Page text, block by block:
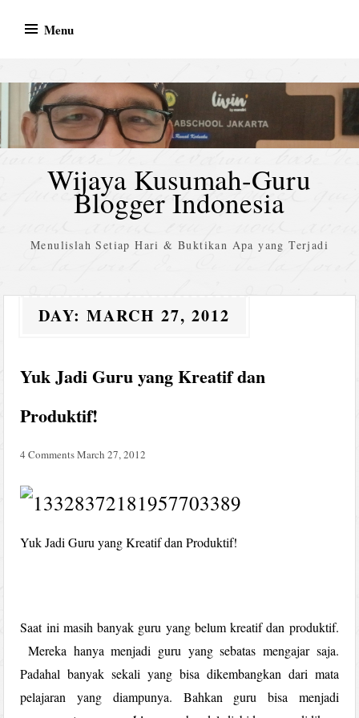
Menu
Wijaya Kusumah-Guru
Blogger Indonesia
Menulislah Setiap Hari & Buktikan Apa yang Terjadi
DAY:MARCH 27, 2012
Yuk Jadi Guru yang Kreatif dan
Produktif!
4 CommentsMarch 27, 2012
Yuk Jadi Guru yang Kreatif dan Produktif!
Saat ini masih banyak guru yang belum kreatif dan produktif.
Mereka hanya menjadi guru yang sebatas mengajar saja.
Padahal banyak sekali yang bisa dikembangkan dari mata
pelajaran yang diampunya. Bahkan guru bisa menjadi